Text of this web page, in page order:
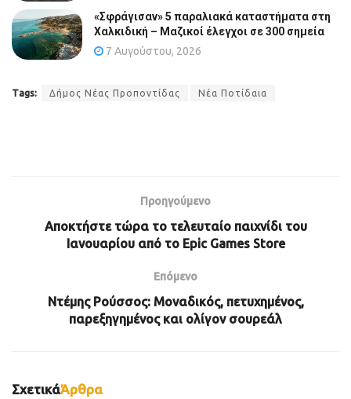
«Σφράγισαν» 5 παραλιακά καταστήματα στη
Χαλκιδική – Μαζικοί έλεγχοι σε 300 σημεία
7 Αυγούστου, 2026
Tags: Δήμος Νέας Προποντίδας Νέα Ποτίδαια
Προηγούμενο
Αποκτήστε τώρα το τελευταίο παιχνίδι του
Ιανουαρίου από το Epic Games Store
Επόμενο
Ντέμης Ρούσσος: Μοναδικός, πετυχημένος,
παρεξηγημένος και ολίγον σουρεάλ
ΣχετικάΆρθρα